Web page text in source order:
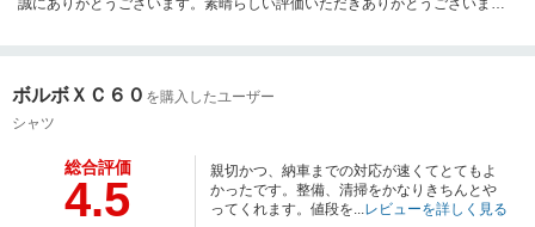
点検・車検などお気軽にお声がけくださいませ。今後とも宜しくお願いいた
ボルボＸＣ６０ を購入したユーザー
シャツ
総合評価
4.5
親切かつ、納車までの対応が速くてとてもよ
かったです。整備、清掃をかなりきちんとや
ってくれます。値段を... レビューを詳しく見る